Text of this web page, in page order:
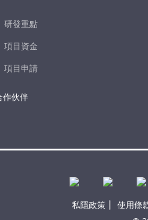
研發重點​
項目資金​
項目申請​
作伙伴
私隱政策 | 使用條